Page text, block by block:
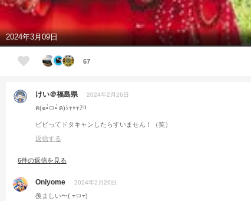
2024年3月09日
67
けい＠福島県 2024年2月26日
ฅ(๑•̀ㅁ•́ ฅ)ｼｬｬｬｱ!!
ビビってドタキャンしたらすいません！（笑）
返信する
6件の返信を見る
Oniyome 2024年2月26日
羨ましい〜( ߹ㅁ߹)